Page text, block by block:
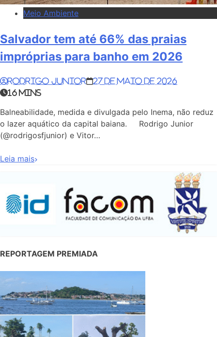
Meio Ambiente
Salvador tem até 66% das praias
impróprias para banho em 2026
Rodrigo Junior
27 de maio de 2026
16 mins
Balneabilidade, medida e divulgada pelo Inema, não reduz
o lazer aquático da capital baiana. Rodrigo Junior
(@rodrigosfjunior) e Vitor…
Leia mais
REPORTAGEM PREMIADA